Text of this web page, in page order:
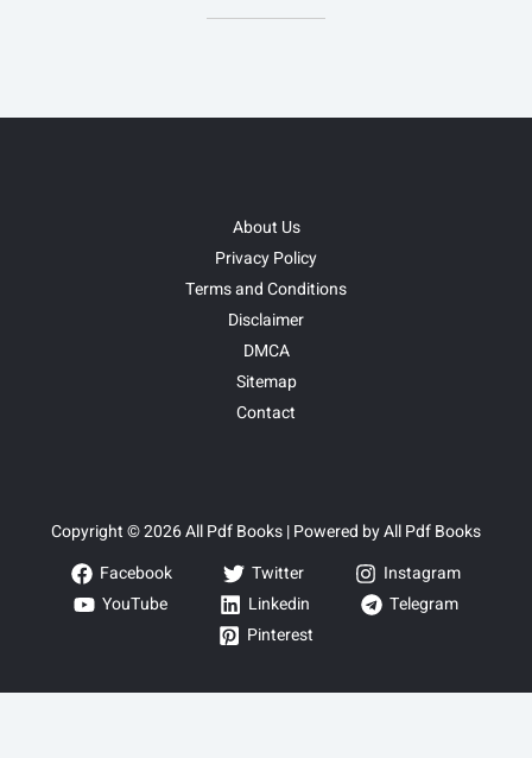
About Us
Privacy Policy
Terms and Conditions
Disclaimer
DMCA
Sitemap
Contact
Copyright © 2026 All Pdf Books | Powered by All Pdf Books
Facebook
Twitter
Instagram
YouTube
Linkedin
Telegram
Pinterest